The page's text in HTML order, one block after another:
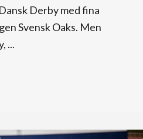
Derby med fina
Svensk Oaks. Men
...